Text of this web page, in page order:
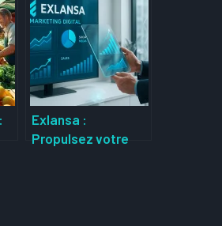
optimiser vos
données
techniques pour
booster votre
entreprise
Exlansa :
Propulsez votre